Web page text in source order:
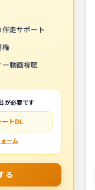
走サポート
権
ー動画視聴
が必要です
ートDL
ーム
る